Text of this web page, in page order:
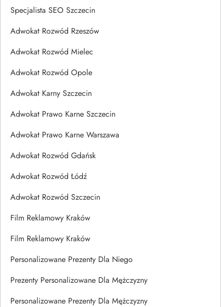
Specjalista SEO Szczecin
Adwokat Rozwód Rzeszów
Adwokat Rozwód Mielec
Adwokat Rozwód Opole
Adwokat Karny Szczecin
Adwokat Prawo Karne Szczecin
Adwokat Prawo Karne Warszawa
Adwokat Rozwód Gdańsk
Adwokat Rozwód Łódź
Adwokat Rozwód Szczecin
Film Reklamowy Kraków
Film Reklamowy Kraków
Personalizowane Prezenty Dla Niego
Prezenty Personalizowane Dla Mężczyzny
Personalizowane Prezenty Dla Mężczyzny